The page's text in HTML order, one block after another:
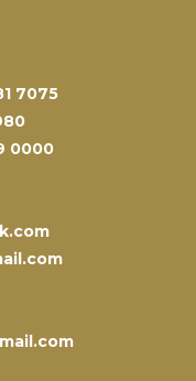
7075
0000